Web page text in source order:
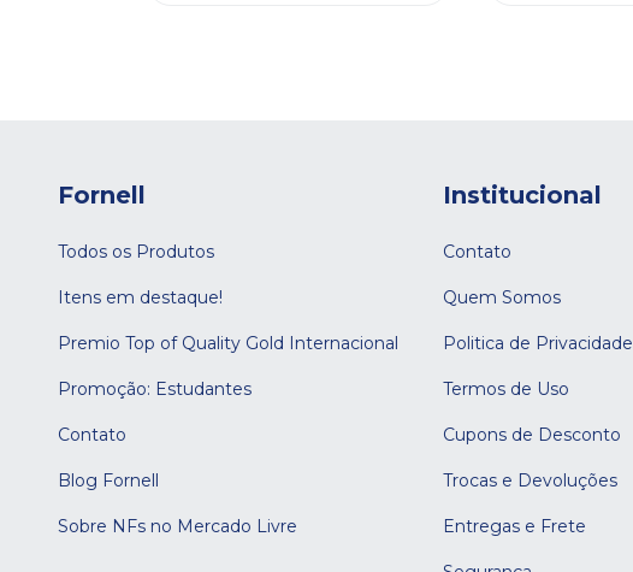
Fornell
Todos os Produtos
Itens em destaque!
Premio Top of Quality Gold Internacional
Promoção: Estudantes
Contato
Blog Fornell
Sobre NFs no Mercado Livre
Institucional
Contato
Quem Somos
Politica de Privacidade
Termos de Uso
Cupons de Desconto
Trocas e Devoluções
Entregas e Frete